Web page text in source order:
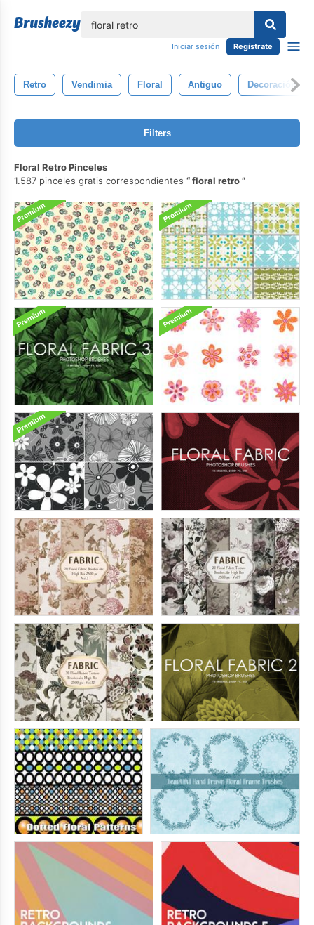
Iniciar sesión Regístrate
Retro Vendimia Floral Antiguo Decoración
Filters
Floral Retro Pinceles
1.587 pinceles gratis correspondientes
floral retro